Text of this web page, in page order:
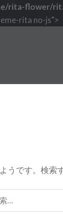
rita-flower/
rita no-js">
うです。検索